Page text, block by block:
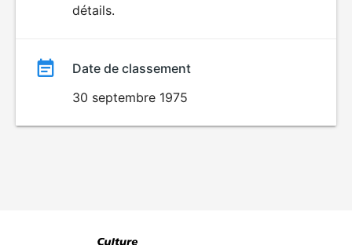
détails.
Date de classement
30 septembre 1975